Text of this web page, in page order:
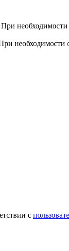
необходимости
необходимости
с